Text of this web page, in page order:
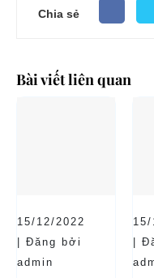
Chia sẻ
Bài viết liên quan
15/12/2022
| Đăng bởi
admin
|